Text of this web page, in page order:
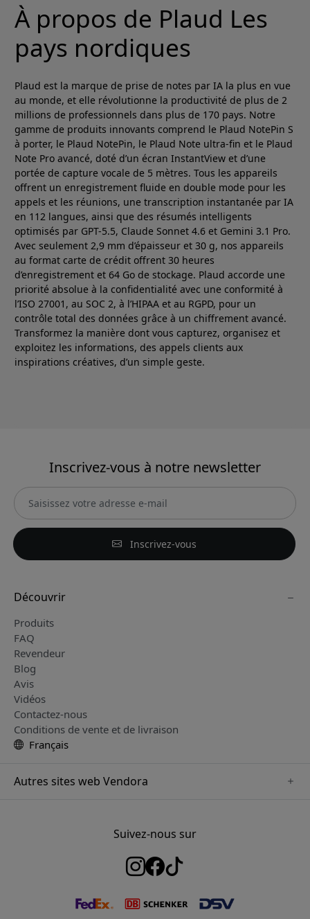
À propos de Plaud Les
pays nordiques
Plaud est la marque de prise de notes par IA la plus en vue
au monde, et elle révolutionne la productivité de plus de 2
millions de professionnels dans plus de 170 pays. Notre
gamme de produits innovants comprend le Plaud NotePin S
à porter, le Plaud NotePin, le Plaud Note ultra-fin et le Plaud
Note Pro avancé, doté d’un écran InstantView et d’une
portée de capture vocale de 5 mètres. Tous les appareils
offrent un enregistrement fluide en double mode pour les
appels et les réunions, une transcription instantanée par IA
en 112 langues, ainsi que des résumés intelligents
optimisés par GPT-5.5, Claude Sonnet 4.6 et Gemini 3.1 Pro.
Avec seulement 2,9 mm d’épaisseur et 30 g, nos appareils
au format carte de crédit offrent 30 heures
d’enregistrement et 64 Go de stockage. Plaud accorde une
priorité absolue à la confidentialité avec une conformité à
l’ISO 27001, au SOC 2, à l’HIPAA et au RGPD, pour un
contrôle total des données grâce à un chiffrement avancé.
Transformez la manière dont vous capturez, organisez et
exploitez les informations, des appels clients aux
inspirations créatives, d’un simple geste.
Inscrivez-vous à notre newsletter
Inscrivez-vous
Découvrir
Produits
FAQ
Revendeur
Blog
Avis
Vidéos
Contactez-nous
Conditions de vente et de livraison
Français
Autres sites web Vendora
www.nordicsmartlight.se
Suivez-nous sur